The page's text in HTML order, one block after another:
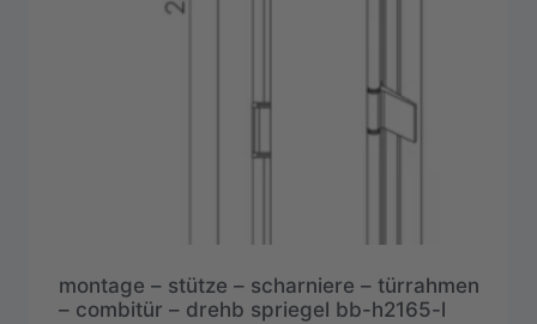
montage – stütze – scharniere – türrahmen
– combitür – drehb spriegel bb-h2165-l